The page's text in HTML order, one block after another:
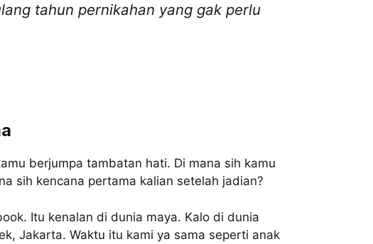
tahun pernikahan yang gak perlu
berjumpa tambatan hati. Di mana sih kamu
sih kencana pertama kalian setelah jadian?
Itu kenalan di dunia maya. Kalo di dunia
Jakarta. Waktu itu kami ya sama seperti anak